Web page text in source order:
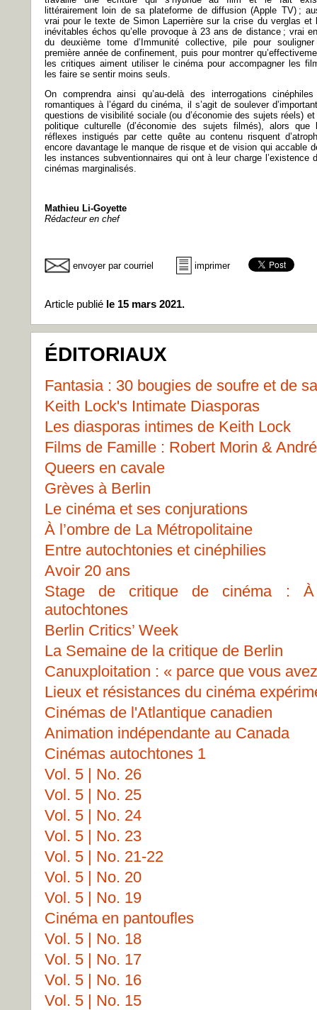
littérairement loin de sa plateforme de diffusion (Apple TV) ;
vrai pour le texte de Simon Laperrière sur la crise du verglas et
inévitables échos qu’elle provoque à 23 ans de distance ; vrai
du deuxième tome d’Immunité collective, pile pour
première année de confinement, puis pour montrer
les critiques aiment utiliser le cinéma pour accompagner les
les faire se sentir moins seuls.
On comprendra ainsi qu’au-delà des interrogations
romantiques à l’égard du cinéma, il s’agit de soulever
questions de visibilité sociale (ou d’économie des sujets réels) et
politique culturelle (d’économie des sujets filmés), alors que
réflexes instigués par cette quête au contenu risquent
encore davantage le manque de risque et de vision qui accable
les instances subventionnaires qui ont à leur charge l’existence
cinémas marginalisés.
Mathieu Li-Goyette
Rédacteur en chef
envoyer par courriel imprimer
Article publié le 15 mars 2021.
ÉDITORIAUX
Fantasia : 30 bougies de soufre et de
Keith Lock's Intimate Diasporas
Les diasporas intimes de Keith Lock
Films de Famille : Robert Morin &
Queers en cavale
Grèves à Berlin
Le cinéma et ses conjurations
À l’ombre de La Métropolitaine
Entre autochtonies et cinéphilies
Avoir 20 ans
Stage de critique de cinéma : À
autochtones
Berlin Critics’ Week
La Semaine de la critique de Berlin
Canuxploitation : « parce que vous
Lieux et résistances du cinéma
Cinémas de l'Atlantique canadien
Animation indépendante au Canada
Cinémas autochtones 1
Vol. 5 | No. 26
Vol. 5 | No. 25
Vol. 5 | No. 24
Vol. 5 | No. 23
Vol. 5 | No. 21-22
Vol. 5 | No. 20
Vol. 5 | No. 19
Cinéma en pantoufles
Vol. 5 | No. 18
Vol. 5 | No. 17
Vol. 5 | No. 16
Vol. 5 | No. 15